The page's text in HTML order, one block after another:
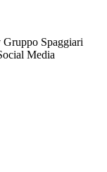
Spaggiari
Media